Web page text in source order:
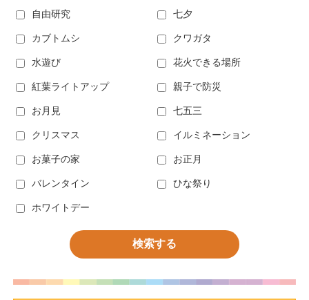
自由研究 七夕
カブトムシ クワガタ
水遊び 花火できる場所
紅葉ライトアップ 親子で防災
お月見 七五三
クリスマス イルミネーション
お菓子の家 お正月
バレンタイン ひな祭り
ホワイトデー